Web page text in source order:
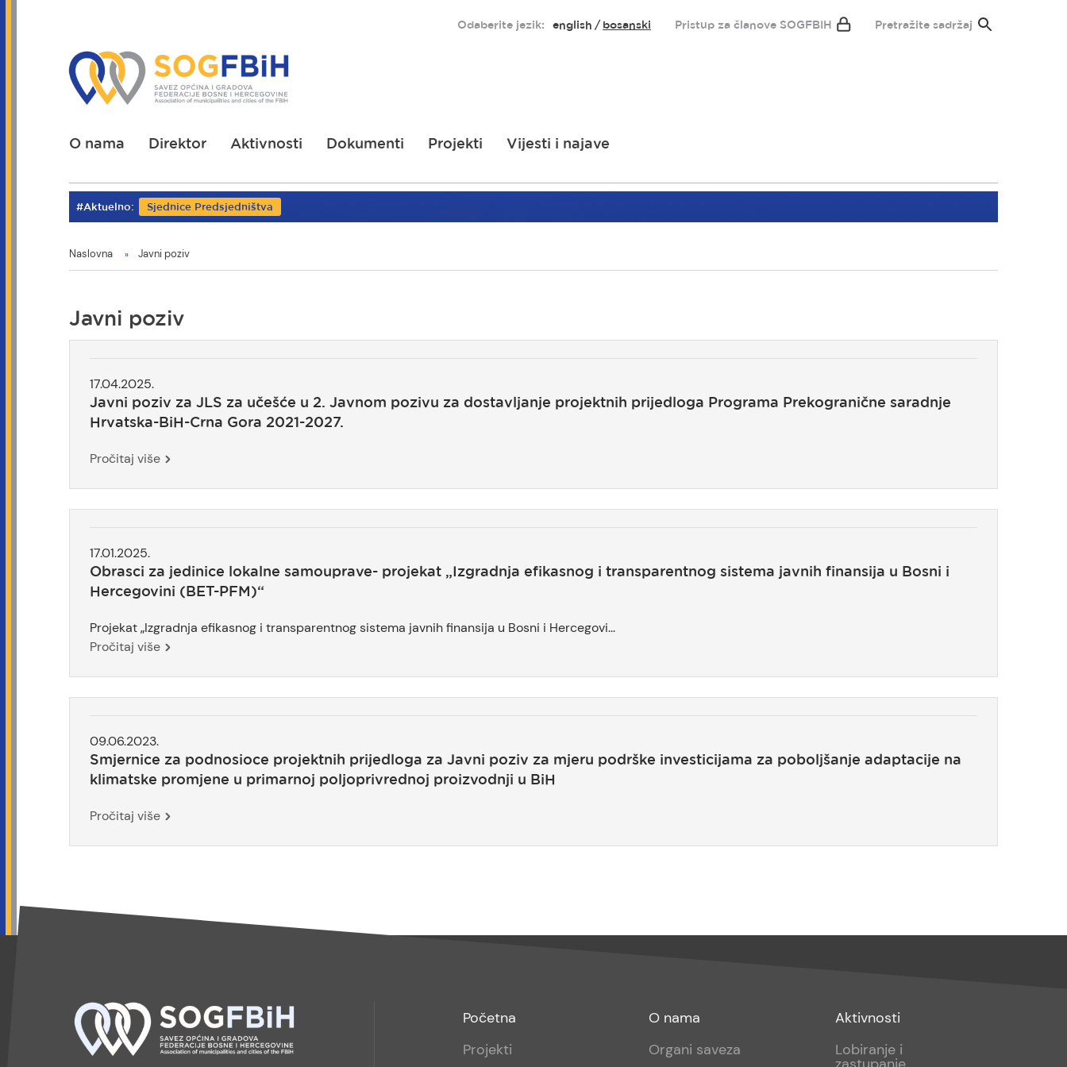
Odaberite jezik: english bosanski Pristup za članove SOGFBIH Pretražite sadržaj
O nama Direktor Aktivnosti Dokumenti Projekti Vijesti i najave
#Aktuelno: Sjednice Predsjedništva
You
Naslovna Javni poziv
Javni poziv
17.04.2025.
Javni poziv za JLS za učešće u 2. Javnom pozivu za dostavljanje projektnih prijedloga Programa Prekogranične saradnje
Hrvatska-BiH-Crna Gora 2021-2027.
Pročitaj više
17.01.2025.
Obrasci za jedinice lokalne samouprave- projekat „Izgradnja efikasnog i transparentnog sistema javnih finansija u Bosni i
Hercegovini (BET-PFM)“
Projekat „Izgradnja efikasnog i transparentnog sistema javnih finansija u Bosni i Hercegovi...
Pročitaj više
09.06.2023.
Smjernice za podnosioce projektnih prijedloga za Javni poziv za mjeru podrške investicijama za poboljšanje adaptacije na
klimatske promjene u primarnoj poljoprivrednoj proizvodnji u BiH
Pročitaj više
Footer
menu
Početna
Projekti
Footer
sub
O nama
Organi saveza
Footer
sub
Aktivnosti
Lobiranje i